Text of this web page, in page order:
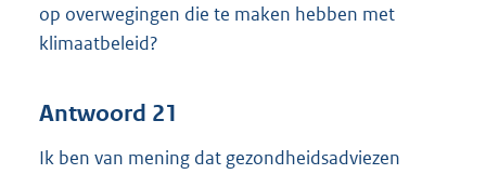
op overwegingen die te maken hebben met
klimaatbeleid?
Antwoord 21
Ik ben van mening dat gezondheidsadviezen